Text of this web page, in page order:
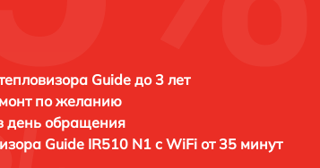
Guide до 3 лет
по желанию
день обращения
Guide IR510 N1 c WiFi от 35 минут